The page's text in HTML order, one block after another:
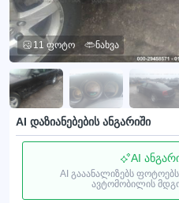
11 ფოტო ნახვა
AI დაზიანებების ანგარიში
AI
AI გააანალიზებს
ავტომობილის